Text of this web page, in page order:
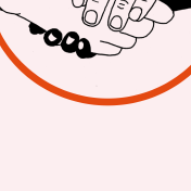
Jahre des
Der
Tunesien
Ende der
am 3.